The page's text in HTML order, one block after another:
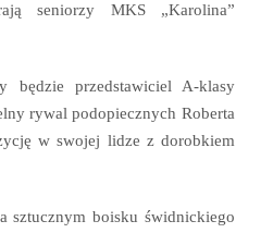
seniorzy MKS „Karolina”
będzie przedstawiciel A-klasy
rywal podopiecznych Roberta
w swojej lidze z dorobkiem
sztucznym boisku świdnickiego